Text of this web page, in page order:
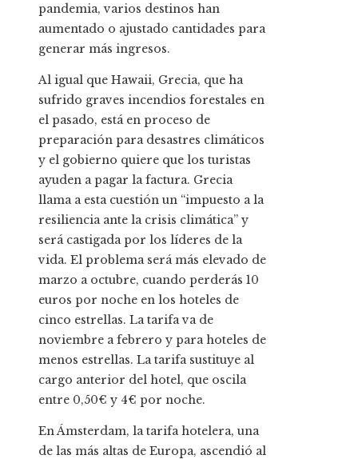
pandemia, varios destinos han
aumentado o ajustado cantidades para
generar más ingresos.
Al igual que Hawaii, Grecia, que ha
sufrido graves incendios forestales en
el pasado, está en proceso de
preparación para desastres climáticos
y el gobierno quiere que los turistas
ayuden a pagar la factura. Grecia
llama a esta cuestión un “impuesto a la
resiliencia ante la crisis climática” y
será castigada por los líderes de la
vida. El problema será más elevado de
marzo a octubre, cuando perderás 10
euros por noche en los hoteles de
cinco estrellas. La tarifa va de
noviembre a febrero y para hoteles de
menos estrellas. La tarifa sustituye al
cargo anterior del hotel, que oscila
entre 0,50€ y 4€ por noche.
En Ámsterdam, la tarifa hotelera, una
de las más altas de Europa, ascendió al